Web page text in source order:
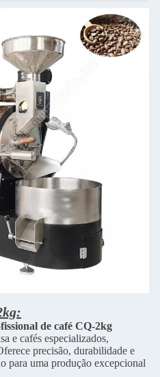
de café CQ-2kg
e cafés especializados,
precisão, durabilidade e
para uma produção excepcional